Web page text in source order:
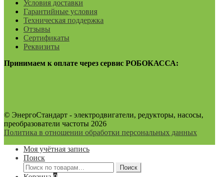
Условия доставки
Гарантийные условия
Техническая поддержка
Отзывы
Сертификаты
Реквизиты
Принимаем к оплате через сервис РОБОКАССА:
© ЭнергоСтандарт - электродвигатели, редукторы, насосы,
преобразователи частоты 2026
Политика в отношении обработки персональных данных
Моя учётная запись
Поиск
Искать:
Поиск